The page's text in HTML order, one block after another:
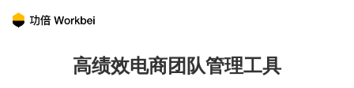
高绩效电商团队管理工具